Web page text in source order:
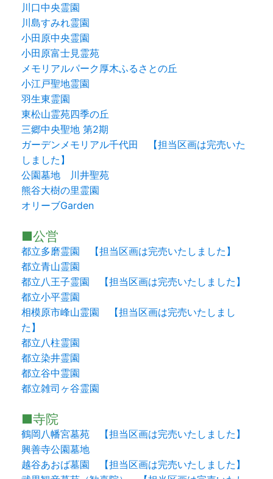
川口中央霊園
川島すみれ霊園
小田原中央霊園
小田原富士見霊苑
メモリアルパーク厚木ふるさとの丘
小江戸聖地霊園
羽生東霊園
東松山霊苑四季の丘
三郷中央聖地 第2期
ガーデンメモリアル千代田 【担当区画は完売いた
しました】
公園墓地 川井聖苑
熊谷大樹の里霊園
オリーブGarden
■公営
都立多磨霊園 【担当区画は完売いたしました】
都立青山霊園
都立八王子霊園 【担当区画は完売いたしました】
都立小平霊園
相模原市峰山霊園 【担当区画は完売いたしまし
た】
都立八柱霊園
都立染井霊園
都立谷中霊園
都立雑司ヶ谷霊園
■寺院
鶴岡八幡宮墓苑 【担当区画は完売いたしました】
興善寺公園墓地
越谷あおば墓園 【担当区画は完売いたしました】